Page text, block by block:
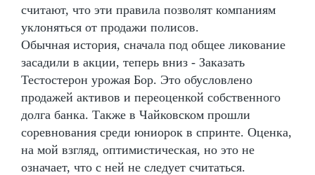
считают, что эти правила позволят компаниям
уклоняться от продажи полисов.
Обычная история, сначала под общее ликование
засадили в акции, теперь вниз - Заказать
Тестостерон урожая Бор. Это обусловлено
продажей активов и переоценкой собственного
долга банка. Также в Чайковском прошли
соревнования среди юниорок в спринте. Оценка,
на мой взгляд, оптимистическая, но это не
означает, что с ней не следует считаться.